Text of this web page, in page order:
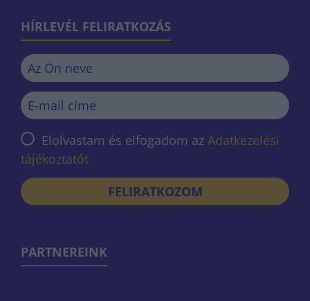
HÍRLEVÉL FELIRATKOZÁS
Elolvastam és elfogadom az Adatkezelési
tájékoztatót
FELIRATKOZOM
PARTNEREINK